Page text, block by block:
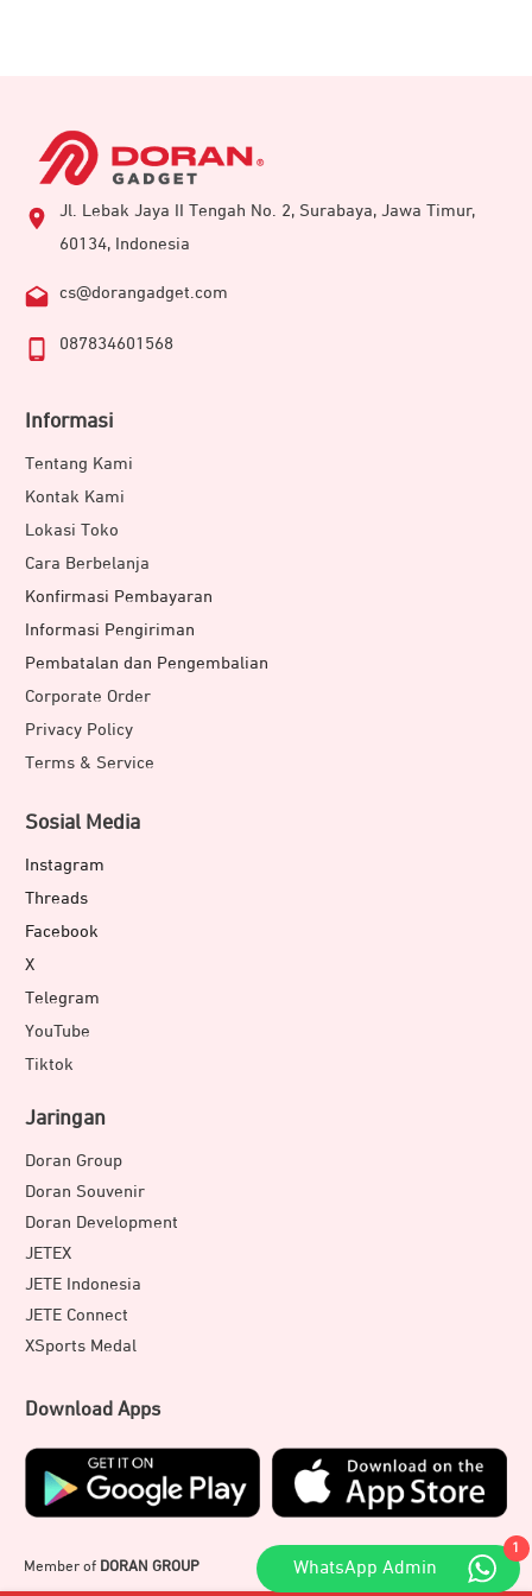
Jl. Lebak Jaya II Tengah No. 2, Surabaya, Jawa Timur,
60134, Indonesia
cs@dorangadget.com
087834601568
Informasi
Tentang Kami
Kontak Kami
Lokasi Toko
Cara Berbelanja
Konfirmasi Pembayaran
Informasi Pengiriman
Pembatalan dan Pengembalian
Corporate Order
Privacy Policy
Terms & Service
Sosial Media
Instagram
Threads
Facebook
X
Telegram
YouTube
Tiktok
Jaringan
Doran Group
Doran Souvenir
Doran Development
JETEX
JETE Indonesia
JETE Connect
XSports Medal
Download Apps
Member of DORAN GROUP
1
WhatsApp Admin